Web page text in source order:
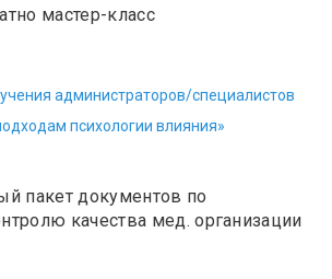
мастер-класс
администраторов/специалистов
психологии влияния»
пакет документов по
качества мед. организации